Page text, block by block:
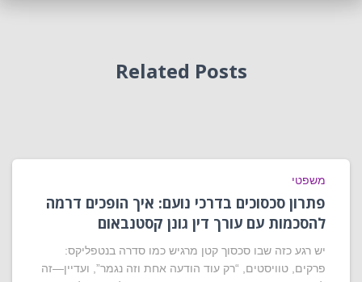
Related Posts
משפטי
פתרון סכסוכים בדרכי נועם: איך הופכים דרמה
להסכמות עם עורך דין גונן קסטנבאום
יש רגע כזה שבו סכסוך קטן מרגיש כמו סדרה בנטפליקס:
פרקים, טוויסטים, “רק עוד הודעה אחת וזה נגמר”, ועדיין—זה